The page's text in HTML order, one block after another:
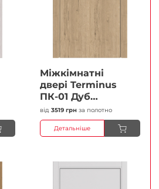
Міжкімнатні
двері Terminus
ПК-01 Дуб
класичний Глухі
Плівка
від 3519 грн за полотно
Детальніше